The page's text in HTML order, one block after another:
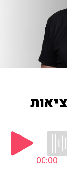
00:00